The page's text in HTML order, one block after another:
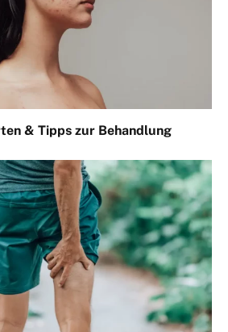
& Tipps zur Behandlung